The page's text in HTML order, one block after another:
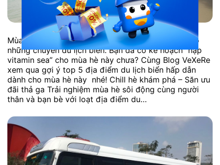
Mùa hè oi bức cũng chính là thời điểm lý tưởng cho
những chuyến du lịch biển. Bạn đã có kế hoạch “nạp
vitamin sea” cho mùa hè này chưa? Cùng Blog VeXeRe
xem qua gợi ý top 5 địa điểm du lịch biển hấp dẫn
dành cho mùa hè này nhé! Chill hè khám phá – Săn ưu
đãi thả ga Trải nghiệm mùa hè sôi động cùng người
thân và bạn bè với loạt địa điểm du…